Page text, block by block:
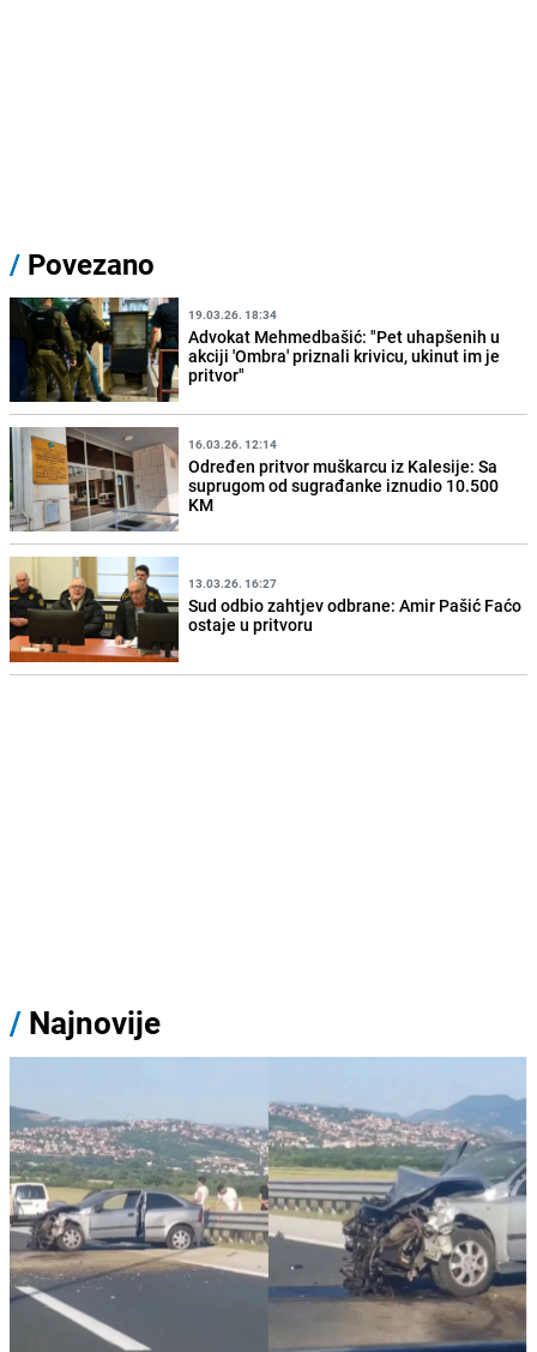
/ Povezano
19.03.26. 18:34
Advokat Mehmedbašić: "Pet uhapšenih u
akciji 'Ombra' priznali krivicu, ukinut im je
pritvor"
16.03.26. 12:14
Određen pritvor muškarcu iz Kalesije: Sa
suprugom od sugrađanke iznudio 10.500
KM
13.03.26. 16:27
Sud odbio zahtjev odbrane: Amir Pašić Faćo
ostaje u pritvoru
/ Najnovije